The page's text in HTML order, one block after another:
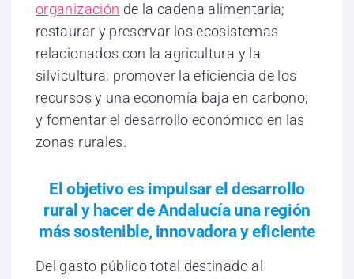
organización de la cadena alimentaria;
restaurar y preservar los ecosistemas
relacionados con la agricultura y la
silvicultura; promover la eficiencia de los
recursos y una economía baja en carbono;
y fomentar el desarrollo económico en las
zonas rurales.
El objetivo es impulsar el desarrollo
rural y hacer de Andalucía una región
más sostenible, innovadora y eficiente
Del gasto público total destinado al